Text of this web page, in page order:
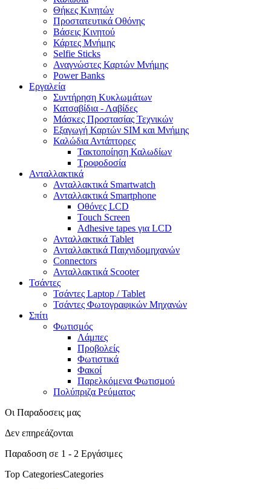
Θήκες Κινητών
Προστατευτικά Οθόνης
Βάσεις Κινητού
Κάρτες Μνήμης
Selfie Sticks
Αναγνώστες Καρτών Μνήμης
Power Banks
Εργαλεία
Συντήρηση Κυκλωμάτων
Κατσαβίδια - Λαβίδες
Μάσκες Προστασίας Τεχνικών
Εξαγωγή Καρτών SIM και Μνήμης
Καλώδια Αντάπτορες
Τακτοποίηση Καλωδίων
Τροφοδοσία
Ανταλλακτικά
Ανταλλακτικά Smartwatch
Ανταλλακτικά Smartphone
Οθόνες LCD
Touch Screen
Adhesive tapes για LCD
Ανταλλακτικά Tablet
Ανταλλακτικά Παιχνιδομηχανών
Connectors
Ανταλλακτικά Scooter
Τσάντες
Τσάντες Laptop / Tablet
Τσάντες Φωτoγραφικών Μηχανών
Σπίτι
Φωτισμός
Λάμπες
Προβολείς
Φωτιστικά
Φακοί
Παρελκόμενα Φωτισμού
Πολύπριζα Ρεύματος
Οι Παραδοσεις μας
Δεν επηρεάζονται
Παραδοση σε 1 - 2 Εργάσιμες
Top CategoriesCategories